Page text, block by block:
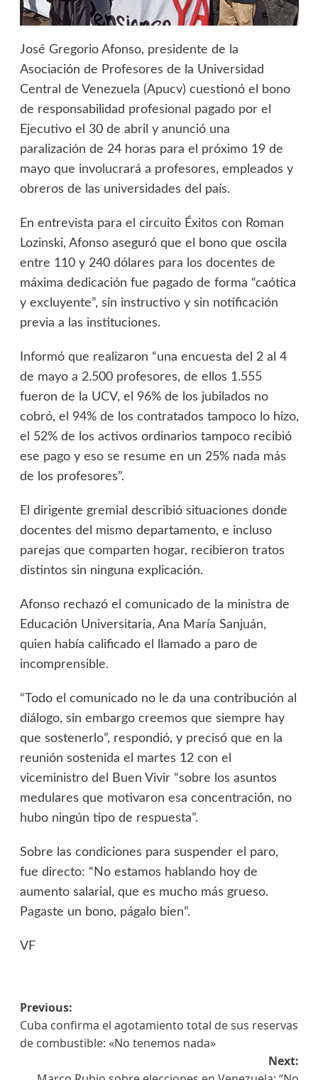
José Gregorio Afonso, presidente de la
Asociación de Profesores de la Universidad
Central de Venezuela (Apucv) cuestionó el bono
de responsabilidad profesional pagado por el
Ejecutivo el 30 de abril y anunció una
paralización de 24 horas para el próximo 19 de
mayo que involucrará a profesores, empleados y
obreros de las universidades del país.
En entrevista para el circuito Éxitos con Roman
Lozinski, Afonso aseguró que el bono que oscila
entre 110 y 240 dólares para los docentes de
máxima dedicación fue pagado de forma “caótica
y excluyente”, sin instructivo y sin notificación
previa a las instituciones.
Informó que realizaron “una encuesta del 2 al 4
de mayo a 2.500 profesores, de ellos 1.555
fueron de la UCV, el 96% de los jubilados no
cobró, el 94% de los contratados tampoco lo hizo,
el 52% de los activos ordinarios tampoco recibió
ese pago y eso se resume en un 25% nada más
de los profesores”.
El dirigente gremial describió situaciones donde
docentes del mismo departamento, e incluso
parejas que comparten hogar, recibieron tratos
distintos sin ninguna explicación.
Afonso rechazó el comunicado de la ministra de
Educación Universitaria, Ana María Sanjuán,
quien había calificado el llamado a paro de
incomprensible.
“Todo el comunicado no le da una contribución al
diálogo, sin embargo creemos que siempre hay
que sostenerlo”, respondió, y precisó que en la
reunión sostenida el martes 12 con el
viceministro del Buen Vivir “sobre los asuntos
medulares que motivaron esa concentración, no
hubo ningún tipo de respuesta”.
Sobre las condiciones para suspender el paro,
fue directo: “No estamos hablando hoy de
aumento salarial, que es mucho más grueso.
Pagaste un bono, págalo bien”.
VF
Previous:
Cuba confirma el agotamiento total de sus reservas
de combustible: «No tenemos nada»
Next: